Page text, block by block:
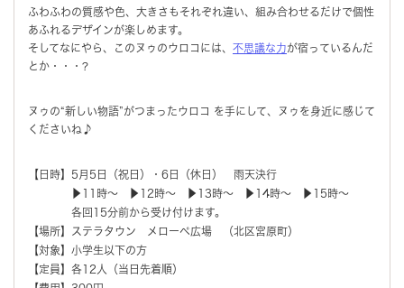
ふわふわの質感や色、大きさもそれぞれ違い、組み合わせるだけで個性
あふれるデザインが楽しめます。
そしてなにやら、このヌゥのウロコには、 不思議な力が宿っているんだ
とか・・・?
ヌゥの“新しい物語”がつまったウロコ を手にして、ヌゥを身近に感じて
くださいね♪
【日時】5月5日（祝日）・6日（休日） 雨天決行
▶11時～ ▶12時～ ▶13時～ ▶14時～ ▶15時～
各回15分前から受け付けます。
【場所】ステラタウン メローペ広場 （北区宮原町）
【対象】小学生以下の方
【定員】各12人（当日先着順）